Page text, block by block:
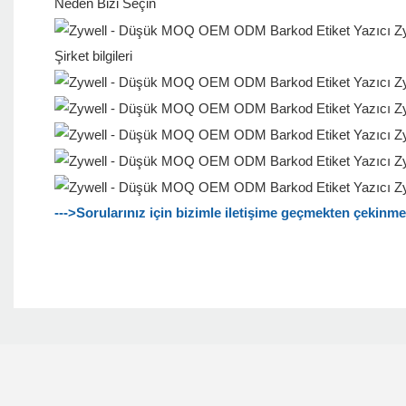
Neden Bizi Seçin
Şirket bilgileri
--->Sorularınız için bizimle iletişime geçmekten